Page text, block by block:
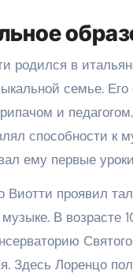
родился в
семье.
и
способности к
ему первые
проявил
В возрасте
Здесь Лоренцо